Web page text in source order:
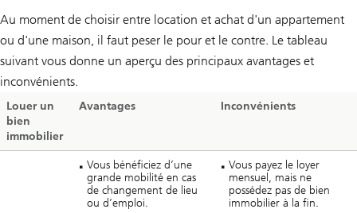
Au moment de choisir entre location et achat d'un appartement
ou d'une maison, il faut peser le pour et le contre. Le tableau
suivant vous donne un aperçu des principaux avantages et
inconvénients.
Louer un
bien
immobilier
Avantages Inconvénients
Vous bénéficiez d’une
grande mobilité en cas
de changement de lieu
ou d’emploi.
Vous payez le loyer
mensuel, mais ne
possédez pas de bien
immobilier à la fin.